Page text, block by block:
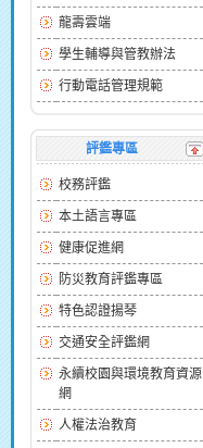
龍壽雲端
學生輔導與管教辦法
行動電話管理規範
評鑑專區
校務評鑑
本土語言專區
健康促進網
防災教育評鑑專區
特色認證揚琴
交通安全評鑑網
永續校園與環境教育資源
網
人權法治教育